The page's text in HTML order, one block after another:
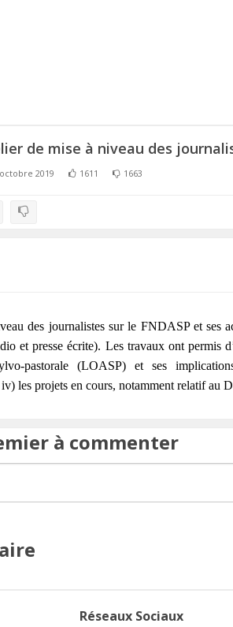
de mise à niveau des
2019 1611 1663
des journalistes sur le FNDASP et ses
et presse écrite). Les travaux ont
pastorale (LOASP) et ses
les projets en cours, notamment relatif au
à commenter
Réseaux Sociaux